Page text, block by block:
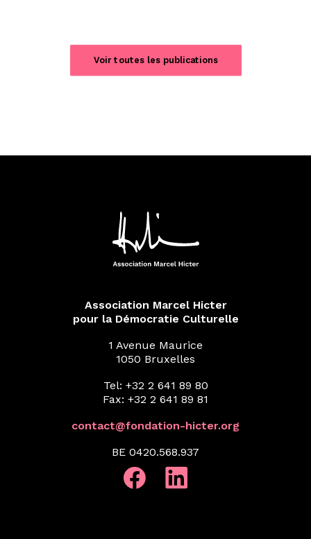
Voir toutes les publications
Association Marcel Hicter
pour la Démocratie Culturelle
1 Avenue Maurice
1050 Bruxelles
Tel: +32 2 641 89 80
Fax: +32 2 641 89 81
contact@fondation-hicter.org
BE 0420.568.937